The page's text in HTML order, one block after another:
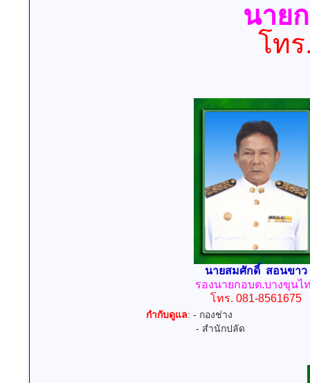
นาย
โท
นายสมศักดิ์ สอนขาว
รองนายกอบต.บางขุนไ
โทร. 081-8561675
กำกับดูแล: - กองช่าง
- สำนักปลัด